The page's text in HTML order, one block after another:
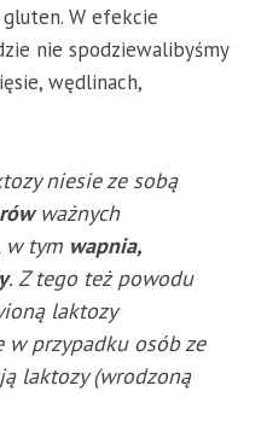
W efekcie
nie spodziewalibyśmy
wędlinach,
niesie ze sobą
ważnych
w tym wapnia,
. Z tego też powodu
laktozy
przypadku osób ze
laktozy (wrodzoną